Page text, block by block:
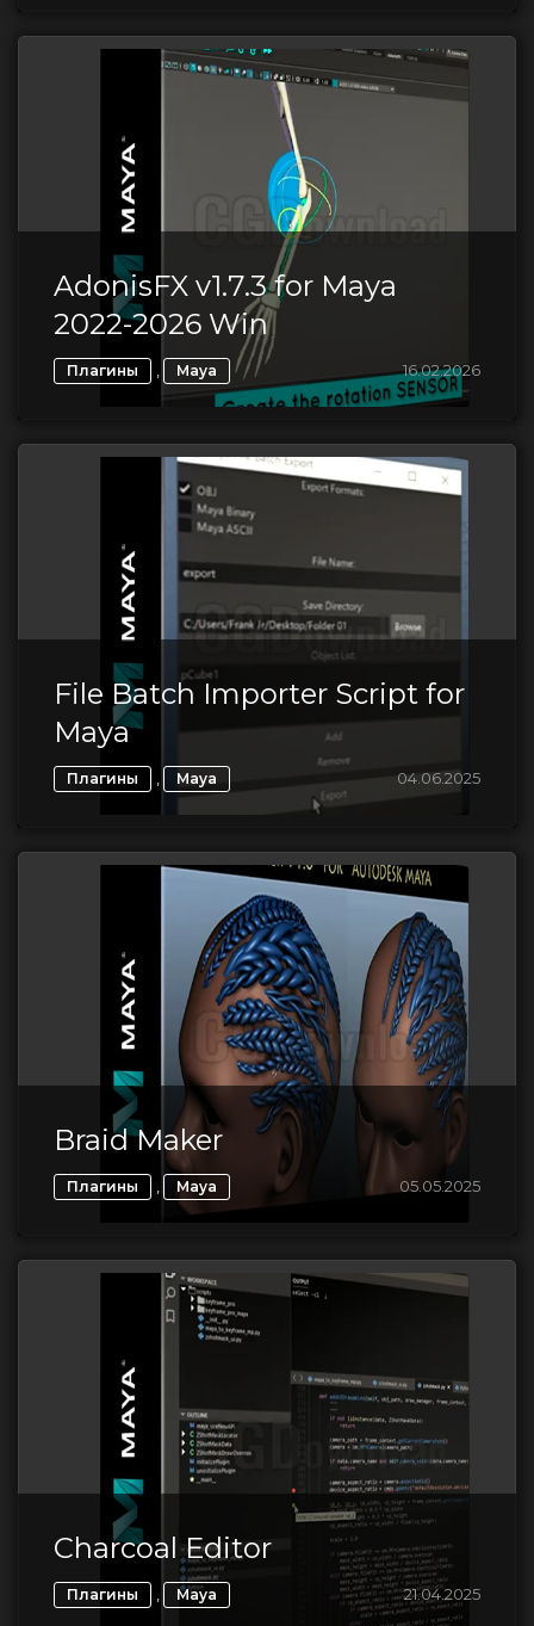
AdonisFX v1.7.3 for Maya
2022-2026 Win
Плагины , Maya 16.02.2026
File Batch Importer Script for
Maya
Плагины , Maya 04.06.2025
Braid Maker
Плагины , Maya 05.05.2025
Charcoal Editor
Плагины , Maya 21.04.2025